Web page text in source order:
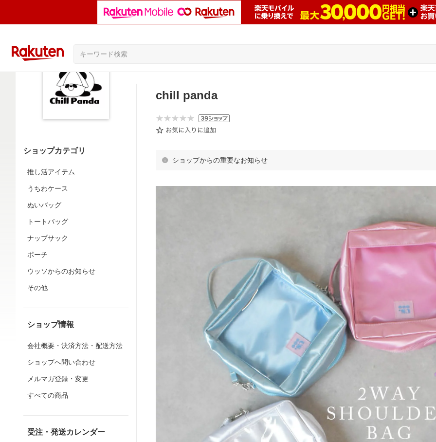
ショップカテゴリ
推し活アイテム
うちわケース
ぬいバッグ
トートバッグ
ナップサック
ポーチ
ウッソからのお知らせ
その他
ショップ情報
会社概要・決済方法・配送方法
ショップへ問い合わせ
メルマガ登録・変更
すべての商品
受注・発送カレンダー
chill panda
ショップからの重要なお知らせ